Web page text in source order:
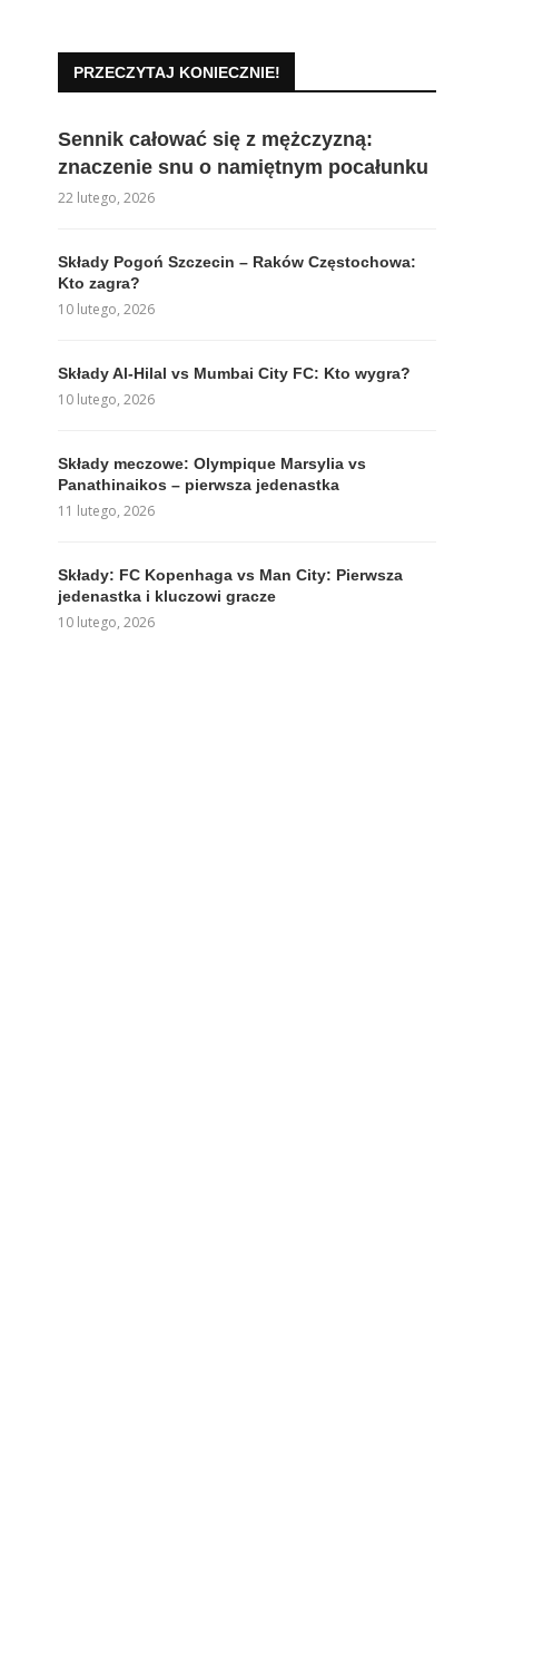
PRZECZYTAJ KONIECZNIE!
Sennik całować się z mężczyzną:
znaczenie snu o namiętnym pocałunku
22 lutego, 2026
Składy Pogoń Szczecin – Raków Częstochowa:
Kto zagra?
10 lutego, 2026
Składy Al-Hilal vs Mumbai City FC: Kto wygra?
10 lutego, 2026
Składy meczowe: Olympique Marsylia vs
Panathinaikos – pierwsza jedenastka
11 lutego, 2026
Składy: FC Kopenhaga vs Man City: Pierwsza
jedenastka i kluczowi gracze
10 lutego, 2026